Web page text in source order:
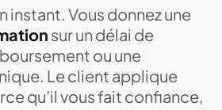
instant. Vous donnez une
sur un délai de
ou une
Le client applique
qu’il vous fait confiance,